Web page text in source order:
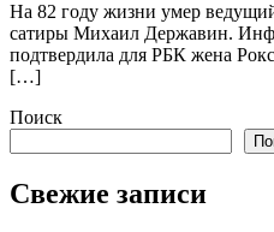
На 82 году жизни умер
сатиры Михаил Державин.
подтвердила для РБК жена
[…]
Поиск
Свежие записи